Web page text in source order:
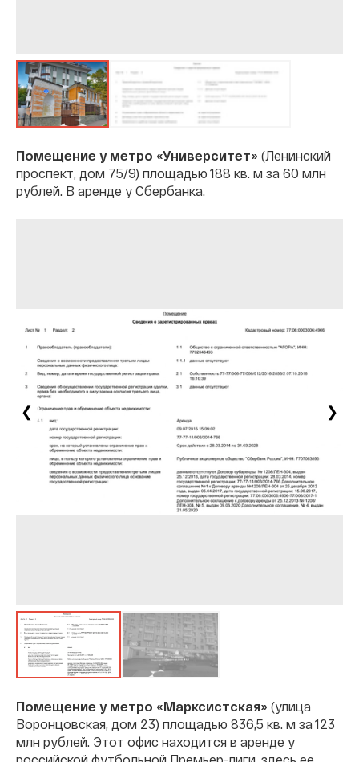
Помещение у метро «Университет» (Ленинский
проспект, дом 75/9) площадью 188 кв. м за 60 млн
рублей. В аренде у Сбербанка.
❮ ❯
Помещение у метро «Марксистская» (улица
Воронцовская, дом 23) площадью 836,5 кв. м за 123
млн рублей. Этот офис находится в аренде у